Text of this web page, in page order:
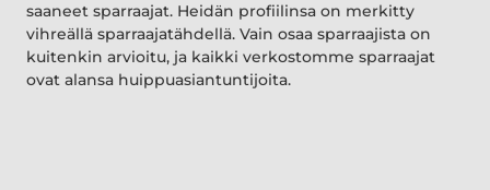
saaneet sparraajat. Heidän profiilinsa on merkitty
vihreällä sparraajatähdellä. Vain osaa sparraajista on
kuitenkin arvioitu, ja kaikki verkostomme sparraajat
ovat alansa huippuasiantuntijoita.